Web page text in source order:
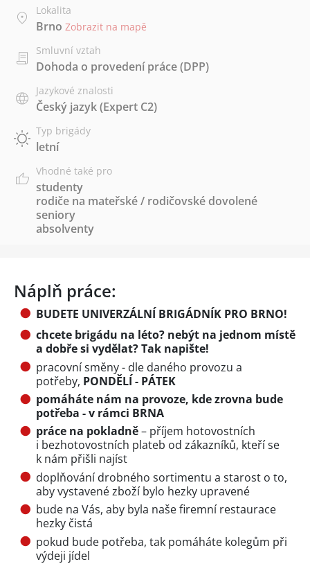
Lokalita
Brno Zobrazit na mapě
Smluvní vztah
Dohoda o provedení práce (DPP)
Jazykové znalosti
Český jazyk(Expert C2)
Typ brigády
letní
Vhodné také pro
studenty
rodiče na mateřské / rodičovské dovolené
seniory
absolventy
Náplň práce:
BUDETE UNIVERZÁLNÍ BRIGÁDNÍK PRO BRNO!
chcete brigádu na léto? nebýt na jednom místě
a dobře si vydělat? Tak napište!
pracovní směny - dle daného provozu a
potřeby, PONDĚLÍ - PÁTEK
pomáháte nám na provoze, kde zrovna bude
potřeba - v rámci BRNA
práce na pokladně– příjem hotovostních
i bezhotovostních plateb od zákazníků, kteří se
k nám přišli najíst
doplňování drobného sortimentu a starost o to,
aby vystavené zboží bylo hezky upravené
bude na Vás, aby byla naše firemní restaurace
hezky čistá
pokud bude potřeba, tak pomáháte kolegům při
výdeji jídel